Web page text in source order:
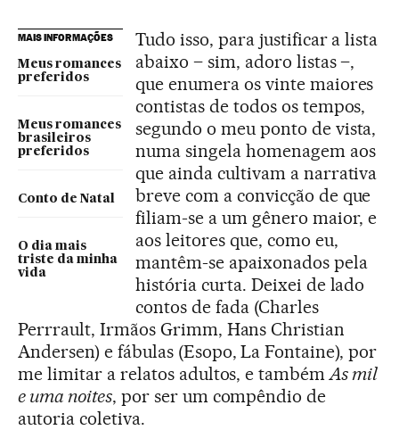
MAIS INFORMAÇÕES
Meus romances
preferidos
Meus romances
brasileiros
preferidos
Conto de Natal
O dia mais
triste da minha
vida
Tudo isso, para justificar a lista
abaixo – sim, adoro listas –,
que enumera os vinte maiores
contistas de todos os tempos,
segundo o meu ponto de vista,
numa singela homenagem aos
que ainda cultivam a narrativa
breve com a convicção de que
filiam-se a um gênero maior, e
aos leitores que, como eu,
mantêm-se apaixonados pela
história curta. Deixei de lado
contos de fada (Charles
Perrrault, Irmãos Grimm, Hans Christian
Andersen) e fábulas (Esopo, La Fontaine), por
me limitar a relatos adultos, e tambémAs mil
e uma noites, por ser um compêndio de
autoria coletiva.